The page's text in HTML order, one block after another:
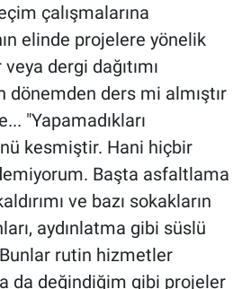
çalışmalarına
elinde projelere yönelik
dergi dağıtımı
dönemden ders mi almıştır
"Yapamadıkları
kesmiştir. Hani hiçbir
Başta asfaltlama
ve bazı sokakların
aydınlatma gibi süslü
Bunlar rutin hizmetler
da değindiğim gibi projeler